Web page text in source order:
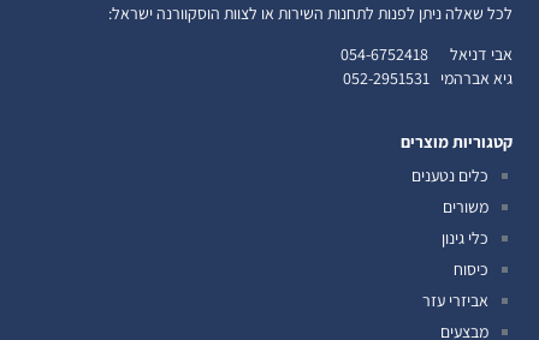
לכל שאלה ניתן לפנות לתחנות השירות או לצוות הוסקוורנה ישראל:
אבי דניאל 054-6752418
גיא אברהמי
052-2951531
קטגוריות מוצרים
כלים נטענים
משורים
כלי גינון
כיסוח
אביזרי עזר
מבצעים